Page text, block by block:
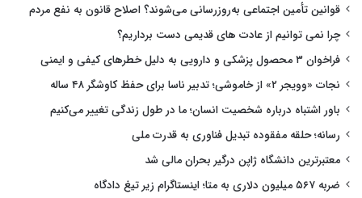
قوانین تأمین اجتماعی به‌روزرسانی می‌شوند؟ اصلاح قانون به نفع مردم
چرا نمی توانیم از عادت های قدیمی دست برداریم؟
فراخوان ۳ محصول پزشکی و دارویی به دلیل خطرهای کیفی و ایمنی
نجات «وویجر ۲» از خاموشی؛ تدبیر ناسا برای حفظ کاوشگر ۴۸ ساله
باور اشتباه درباره شخصیت انسان؛ ما در طول زندگی تغییر می‌کنیم
رسانه؛ حلقه مفقوده تبدیل فناوری به قدرت ملی
معتبرترین دانشگاه ژاپن درگیر بحران مالی شد
ضربه ۵۶۷ میلیون دلاری به متا؛ اینستاگرام زیر تیغ دادگاه